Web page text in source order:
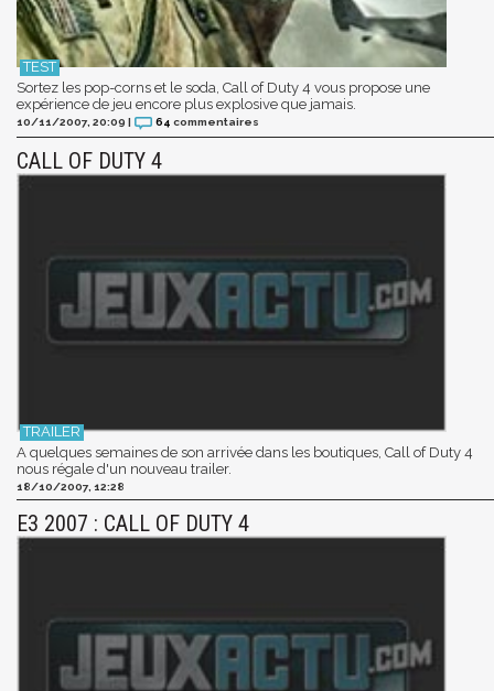
Sortez les pop-corns et le soda, Call of Duty 4 vous propose une
expérience de jeu encore plus explosive que jamais.
10/11/2007, 20:09 64 commentaires
CALL OF DUTY 4
A quelques semaines de son arrivée dans les boutiques, Call of Duty 4
nous régale d'un nouveau trailer.
18/10/2007, 12:28
E3 2007 : CALL OF DUTY 4